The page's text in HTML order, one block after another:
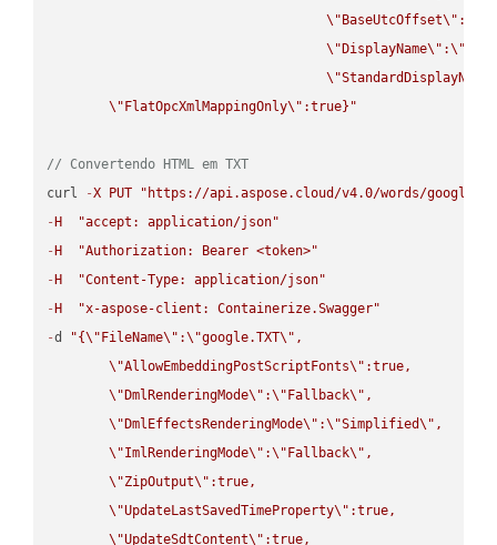
\" BaseUtcOffset\" :
\" DisplayName\" :\"
\"StandardDisplayName
\" FlatOpcXmlMappingOnly\" :true}"
// Convertendo HTML em TXT
curl
-X PUT
"https://api.aspose.cloud/v4.0/words/
- H
"accept: application/json"
- H
"Authorization: Bearer <token>"
- H
"Content-Type: application/json"
- H
"x-aspose-client: Containerize.Swagger"
-d "{\" FileName\" :\"google.TXT\" ,
\"AllowEmbeddingPostScriptFonts\" :true,
\" DmlRenderingMode\" :\" Fallback\" ,
\" DmlEffectsRenderingMode\" :\"Simplified\" ,
\"ImlRenderingMode\" :\" Fallback\" ,
\"ZipOutput\" :true,
\"UpdateLastSavedTimeProperty\" :true,
\"UpdateSdtContent\" :true,